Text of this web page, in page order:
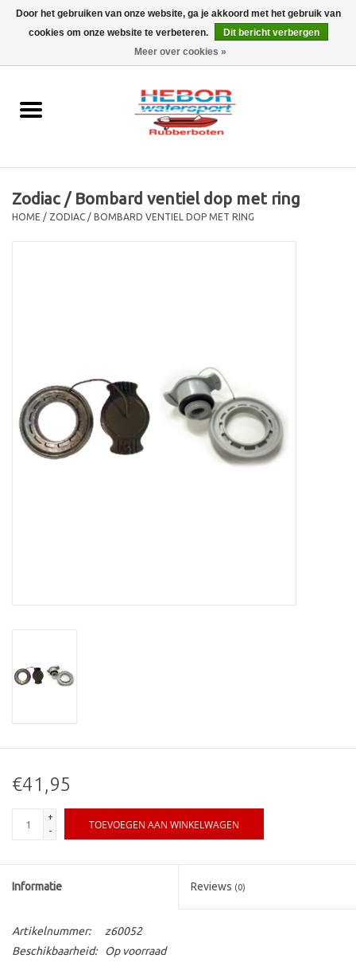
0 Artikelen - €0,00
Outboard
Trailer
Contact
Zodiac / Bombard ventiel dop met ring
HOME / ZODIAC / BOMBARD VENTIEL DOP MET RING
€41,95
+
-
TOEVOEGEN AAN WINKELWAGEN
Informatie Reviews (0)
Artikelnummer:
z60052
Beschikbaarheid:
Op voorraad
Door het gebruiken van onze website, ga je akkoord met het gebruik van
cookies om onze website te verbeteren.
Dit bericht verbergen
Meer over cookies »